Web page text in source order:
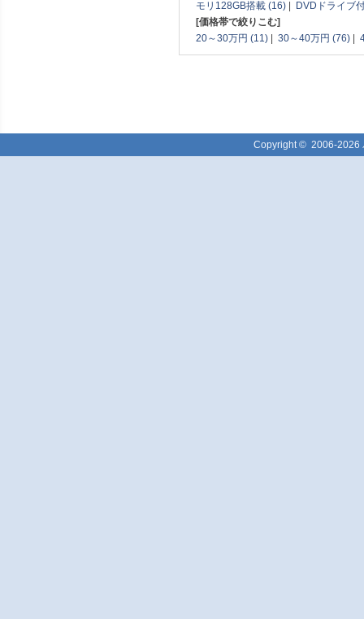
モリ128GB搭載 (16)
DVDドライブ
[価格帯で絞りこむ]
20～30万円 (11)
30～40万円 (76)
Copyright © 2006-2026